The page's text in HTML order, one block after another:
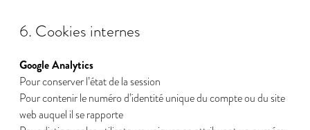
6. Cookies internes
Google Analytics
Pour conserver l’état de la session
Pour contenir le numéro d’identité unique du compte ou du site
web auquel il se rapporte